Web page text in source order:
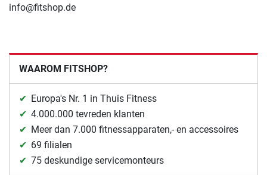
info@fitshop.de
WAAROM FITSHOP?
Europa's Nr. 1 in Thuis Fitness
4.000.000 tevreden klanten
Meer dan 7.000 fitnessapparaten,- en accessoires
69 filialen
75 deskundige servicemonteurs